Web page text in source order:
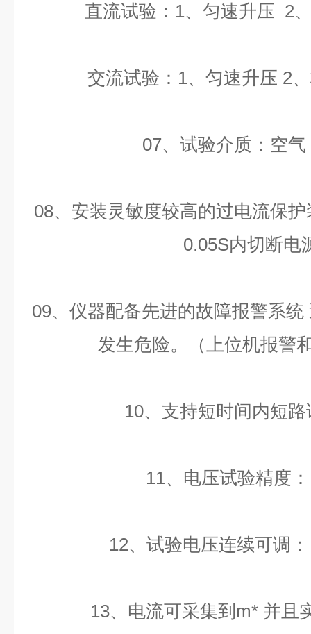
直流试验：1、匀速升压 2、
交流试验：1、匀速升压 2、
07、试验介质：空
08、安装灵敏度较高的过电流保
0.05S内切断电
09、仪器配备先进的故障报警系
发生危险。（上位机报警
10、支持短时间内短
11、电压试验精度
12、试验电压连续可调
13、电流可采集到m* 并且